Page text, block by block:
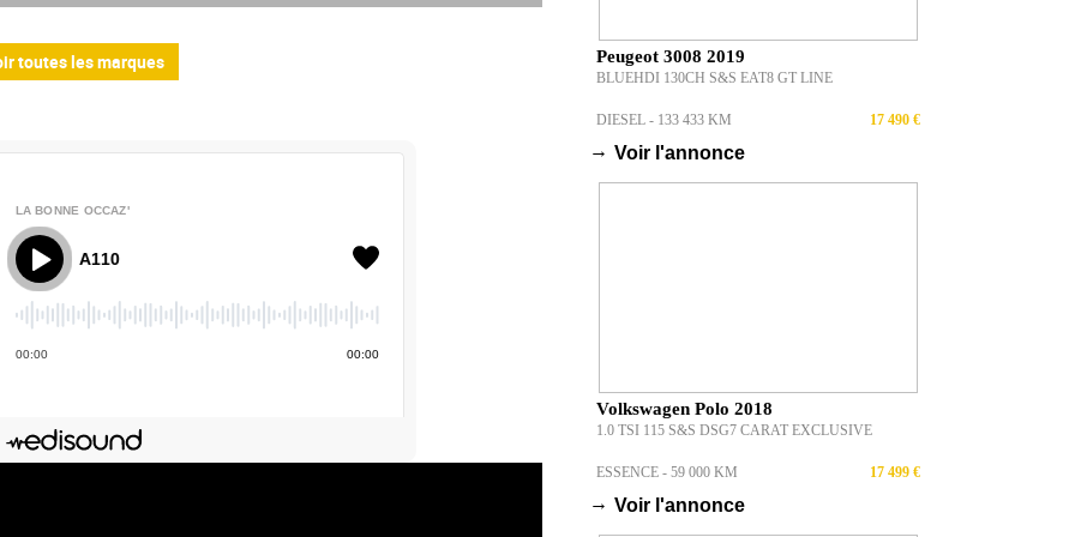
toutes les marques
LA BONNE OCCAZ'
A110
00:00 00:00
Peugeot 3008 2019
BLUEHDI 130CH S&S EAT8 GT LINE
DIESEL - 133 433 KM 17 490 €
→ Voir l'annonce
Volkswagen Polo 2018
1.0 TSI 115 S&S DSG7 CARAT EXCLUSIVE
ESSENCE - 59 000 KM 17 499 €
→ Voir l'annonce